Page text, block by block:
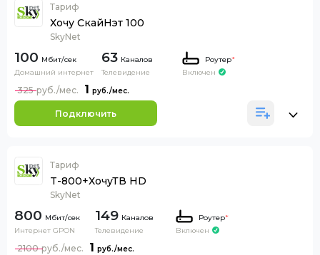
Тариф
Хочу СкайНэт 100
SkyNet
100
Домашний интернет
63 Каналов
Телевидение
Роутер*
Включен
1
325
Подключить
Тариф
T-800+ХочуТВ HD
SkyNet
800
Интернет GPON
149 Каналов
Телевидение
Роутер*
Включен
1
2100